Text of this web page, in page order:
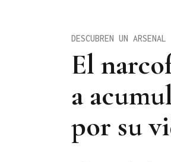
El
a
por su
DESCUBREN UN ARSENAL